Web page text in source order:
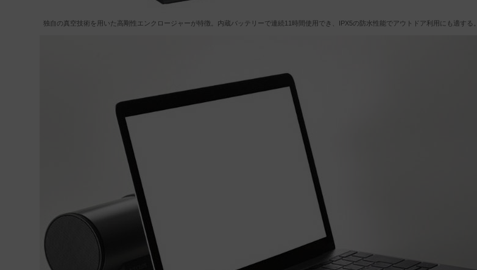
独自の真空技術を用いた高剛性エンクロージャーが特徴。内蔵バッテリーで連続11時間使用でき、IPX5の防水性能でアウトドア利用にも適する。